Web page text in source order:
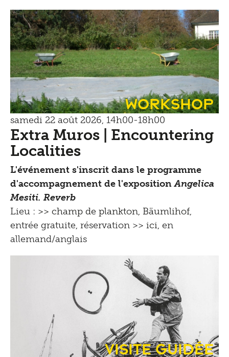
Workshop
samedi 22 août 2026, 14h00-18h00
Extra Muros | Encountering
Localities
L'événement s'inscrit dans le programme
d'accompagnement de l'expositionAngelica
Mesiti. Reverb
Lieu : >> champ de plankton, Bäumlihof,
entrée gratuite, réservation >> ici, en
allemand/anglais
Visite guidée